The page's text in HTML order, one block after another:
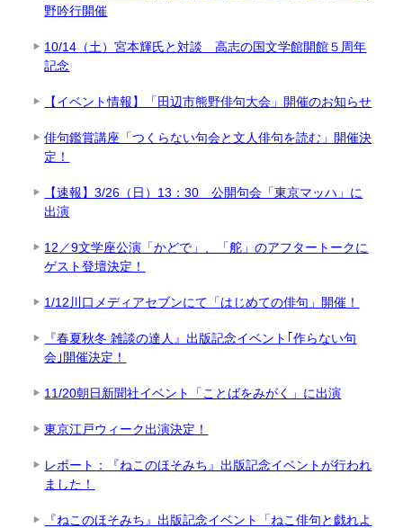
野吟行開催
10/14（土）宮本輝氏と対談 高志の国文学館開館５周年
記念
【イベント情報】「田辺市熊野俳句大会」開催のお知らせ
俳句鑑賞講座「つくらない句会と文人俳句を読む」開催決
定！
【速報】3/26（日）13：30 公開句会「東京マッハ」に
出演
12／9文学座公演「かどで」、「舵」のアフタートークに
ゲスト登壇決定！
1/12川口メディアセブンにて「はじめての俳句」開催！
『春夏秋冬 雑談の達人』出版記念イベント｢作らない句
会｣開催決定！
11/20朝日新聞社イベント「ことばをみがく」に出演
東京江戸ウィーク出演決定！
レポート：『ねこのほそみち』出版記念イベントが行われ
ました！
『ねこのほそみち』出版記念イベント「ねこ俳句と戯れよ